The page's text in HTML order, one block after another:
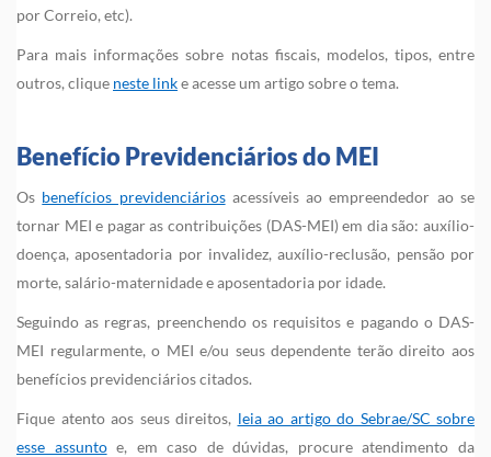
por Correio, etc).
Para mais informações sobre notas fiscais, modelos, tipos, entre
outros, clique neste linke acesse um artigo sobre o tema.
Benefício Previdenciários do MEI
Os benefícios previdenciáriosacessíveis ao empreendedor ao se
tornar MEI e pagar as contribuições (DAS-MEI) em dia são: auxílio-
doença, aposentadoria por invalidez, auxílio-reclusão, pensão por
morte, salário-maternidade e aposentadoria por idade.
Seguindo as regras, preenchendo os requisitos e pagando o DAS-
MEI regularmente, o MEI e/ou seus dependente terão direito aos
benefícios previdenciários citados.
Fique atento aos seus direitos, leia ao artigo do Sebrae/SC sobre
esse assuntoe, em caso de dúvidas, procure atendimento da